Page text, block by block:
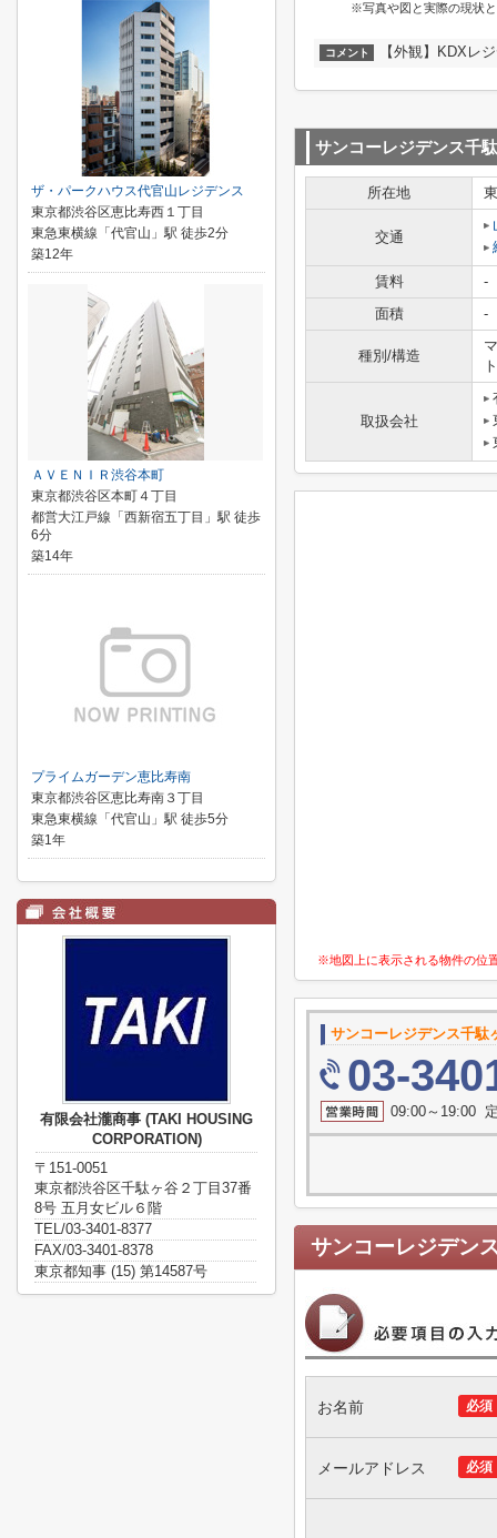
※写真や図と実際の現状
コメント 【外観】KDXレ
サンコーレジデンス千
所在地
交通
賃料
-
面積
-
種別/構造
ト
取扱会社
※地図上に表示される物件の位
サンコーレジデンス千駄
03-
09:00～19:00
サンコーレジデン
必須
お名前
必須
メールアドレス
ザ・パークハウス代官山レジデンス
東京都渋谷区恵比寿西１丁目
東急東横線「代官山」駅 徒歩2分
築12年
ＡＶＥＮＩＲ渋谷本町
東京都渋谷区本町４丁目
都営大江戸線「西新宿五丁目」駅 徒歩
6分
築14年
プライムガーデン恵比寿南
東京都渋谷区恵比寿南３丁目
東急東横線「代官山」駅 徒歩5分
築1年
有限会社瀧商事 (TAKI HOUSING
CORPORATION)
〒151-0051
東京都渋谷区千駄ヶ谷２丁目37番
8号 五月女ビル６階
TEL/03-3401-8377
FAX/03-3401-8378
東京都知事 (15) 第14587号